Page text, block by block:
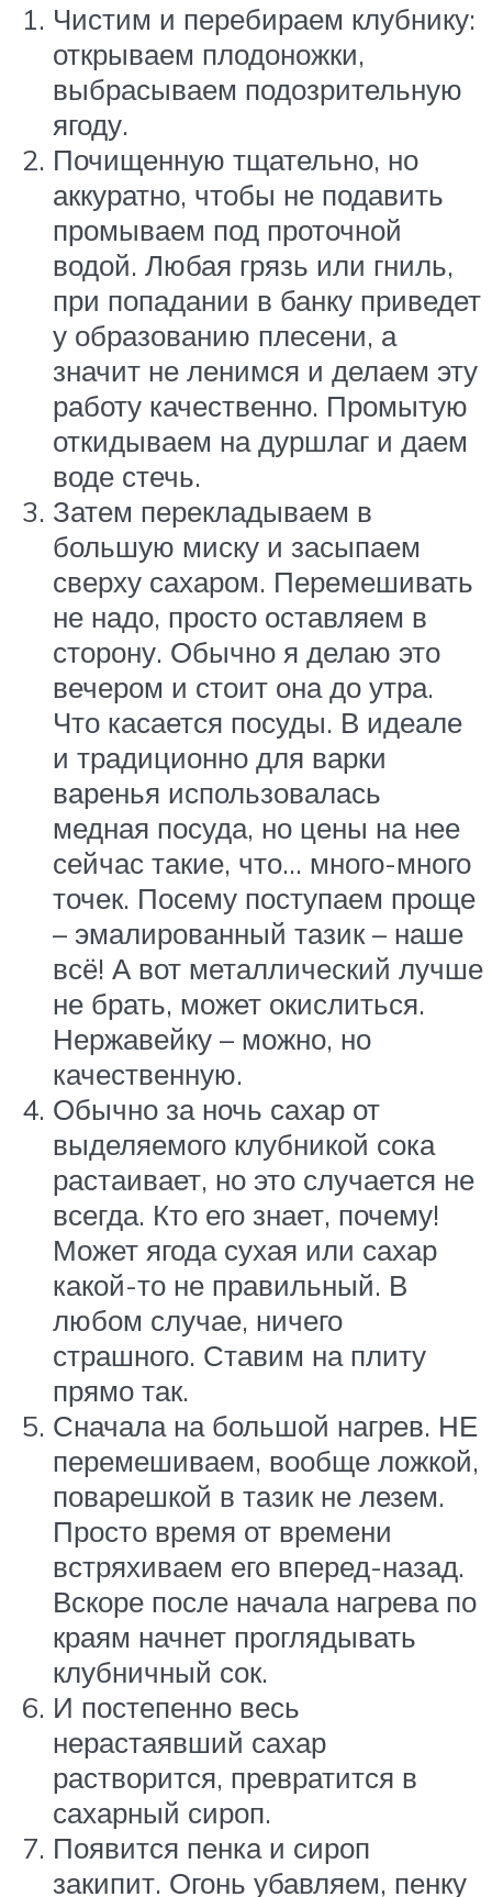
Чистим и перебираем клубнику:
открываем плодоножки,
выбрасываем подозрительную
ягоду.
Почищенную тщательно, но
аккуратно, чтобы не подавить
промываем под проточной
водой. Любая грязь или гниль,
при попадании в банку приведет
у образованию плесени, а
значит не ленимся и делаем эту
работу качественно. Промытую
откидываем на дуршлаг и даем
воде стечь.
Затем перекладываем в
большую миску и засыпаем
сверху сахаром. Перемешивать
не надо, просто оставляем в
сторону. Обычно я делаю это
вечером и стоит она до утра.
Что касается посуды. В идеале
и традиционно для варки
варенья использовалась
медная посуда, но цены на нее
сейчас такие, что… много-много
точек. Посему поступаем проще
– эмалированный тазик – наше
всё! А вот металлический лучше
не брать, может окислиться.
Нержавейку – можно, но
качественную.
Обычно за ночь сахар от
выделяемого клубникой сока
растаивает, но это случается не
всегда. Кто его знает, почему!
Может ягода сухая или сахар
какой-то не правильный. В
любом случае, ничего
страшного. Ставим на плиту
прямо так.
Сначала на большой нагрев. НЕ
перемешиваем, вообще ложкой,
поварешкой в тазик не лезем.
Просто время от времени
встряхиваем его вперед-назад.
Вскоре после начала нагрева по
краям начнет проглядывать
клубничный сок.
И постепенно весь
нерастаявший сахар
растворится, превратится в
сахарный сироп.
Появится пенка и сироп
закипит. Огонь убавляем, пенку